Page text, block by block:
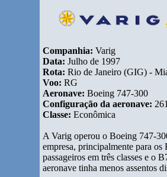
Companhia:Varig
Data:Julho de 1997
Rota:Rio de Janeiro (GIG) -
Voo:RG
Aeronave:Boeing 747-300
Configuração da aeronave:
Classe:Econômica
A Varig operou o Boeing 747-
empresa, principalmente para
passageiros em três classes e o
aeronave tinha menos assentos